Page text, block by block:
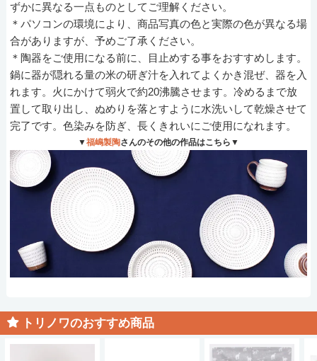
ずかに異なる一点ものとしてご理解ください。
＊パソコンの環境により、商品写真の色と実際の色が異なる場
合がありますが、予めご了承ください。
＊陶器をご使用になる前に、目止めする事をおすすめします。
鍋に器が隠れる量の米の研ぎ汁を入れてよくかき混ぜ、器を入
れます。火にかけて弱火で約20沸騰させます。冷めるまで放
置して取り出し、ぬめりを落とすように水洗いして乾燥させて
完了です。色染みを防ぎ、長くきれいにご使用になれます。
▼福嶋製陶さんのその他の作品はこちら▼
トリノワのおすすめ商品